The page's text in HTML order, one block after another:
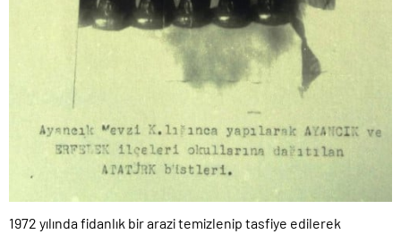
1972 yılında fidanlık bir arazi temizlenip tasfiye edilerek